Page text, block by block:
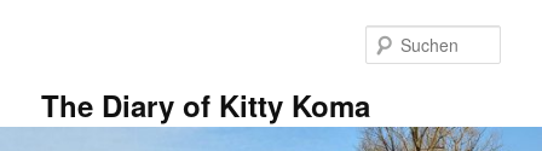
The Diary of Kitty Koma